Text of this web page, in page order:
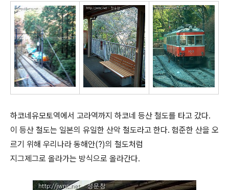
하코네유모토역에서 고라역까지 하코네 등산 철도를 타고 갔다.
이 등산 철도는 일본의 유일한 산악 철도라고 한다. 험준한 산을 오
르기 위해 우리나라 동해안(?)의 철도처럼
지그제그로 올라가는 방식으로 올라간다.